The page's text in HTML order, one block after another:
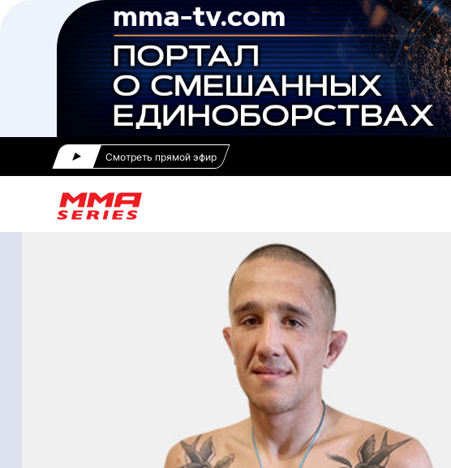
Смотреть прямой эфир